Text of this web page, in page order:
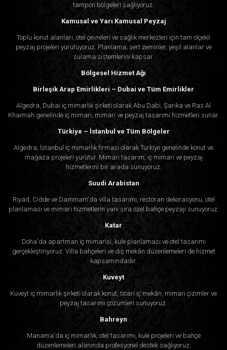
tampon bölgeleri sağlıyoruz.
Kamusal ve Yarı Kamusal Peyzaj
Toplu konut alanları, otel çevreleri ve sağlık merkezleri için tam ölçekli
peyzaj projeleri yürütüyoruz. Planlama; sert zeminler, yeşil alanlar ve
sulama sistemlerini kapsar.
Bölgesel Hizmet Ağı
Birleşik Arap Emirlikleri – Dubai ve Tüm Emirlikler
Algedra, Dubai iç mimarlık şirketi olarak Abu Dabi, Şarika ve Ras Al
Khaimah genelinde iç mimari, mimari ve peyzaj tasarımı hizmetleri sunar.
Türkiye – İstanbul ve Tüm Bölgeler
Algedra, İstanbul iç mimarlık firması olarak Türkiye genelinde konut ve
mağaza projeleri yürütür. Mimari tasarım, iç mimari ve peyzaj
hizmetlerini bir arada sunuyoruz.
Suudi Arabistan
Riyad, Cidde ve Dammam'da villa tasarımı, restoran dekorasyonu, otel
planlaması ve mimari hizmetlerin yanı sıra özel bahçe peyzajı sunuyoruz.
Katar
Doha'da apartman iç mimarisi, kule planlaması ve otel tasarımı
gerçekleştiriyoruz. Villa bahçeleri ve dış mekân düzenlemeleri de hizmet
kapsamındadır.
Kuveyt
Kuveyt iç mimarlık şirketi olarak konut, ticari iç mekân, mimari çizimler ve
peyzaj tasarımı çözümleri sunuyoruz.
Bahreyn
Manama'da iç mimarlık, otel tasarımı, kule projeleri ve bahçe
düzenlemeleri alanında profesyonel destek sağlıyoruz.